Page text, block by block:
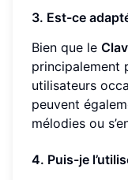
3. Est-ce
Bien que le
principalement
utilisateurs
peuvent
mélodies ou
4. Puis-je